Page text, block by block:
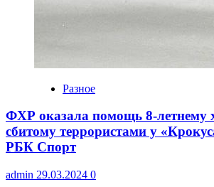
Разное
ФХР оказала помощь 8-летнему
сбитому террористами у
РБК Спорт
admin 29.03.2024 0